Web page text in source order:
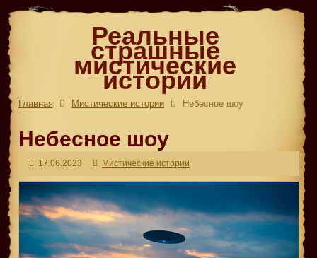
Реальные
страшные
мистические
истории
Главная Мистические истории Небесное шоу
Небесное шоу
17.06.2023 Мистические истории